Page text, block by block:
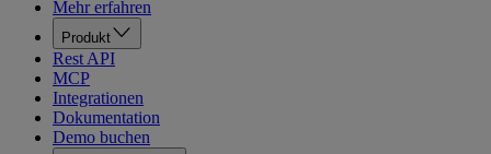
Mehr erfahren
Produkt
Rest API
MCP
Integrationen
Dokumentation
Demo buchen